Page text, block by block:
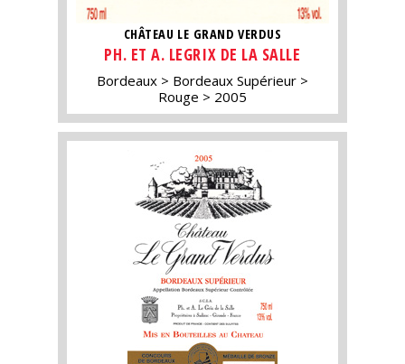
CHÂTEAU LE GRAND VERDUS
PH. ET A. LEGRIX DE LA SALLE
Bordeaux
Bordeaux Supérieur
Rouge
2005